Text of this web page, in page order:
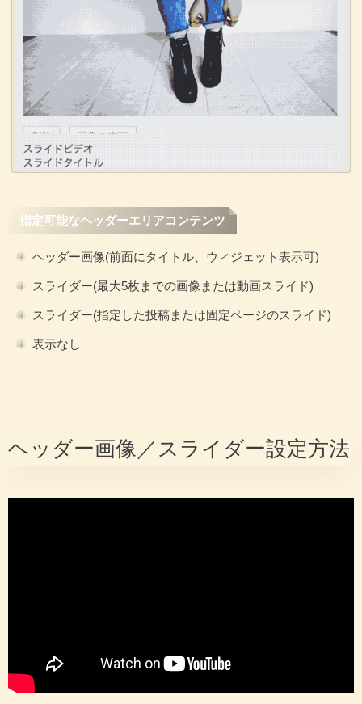
指定可能なヘッダーエリアコンテンツ
ヘッダー画像(前面にタイトル、ウィジェット表示可)
スライダー(最大5枚までの画像または動画スライド)
スライダー(指定した投稿または固定ページのスライド)
表示なし
ヘッダー画像／スライダー設定方法